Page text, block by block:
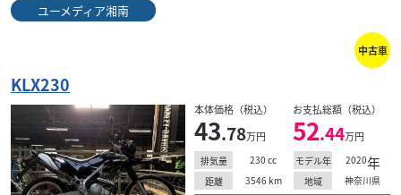
ユーメディア湘南
中古車
KLX230
本体価格（税込）
43.78万円
お支払総額（税込）
52.44万円
排気量 230 cc モデル年 2020年
距離 3546 km 地域
神奈川県